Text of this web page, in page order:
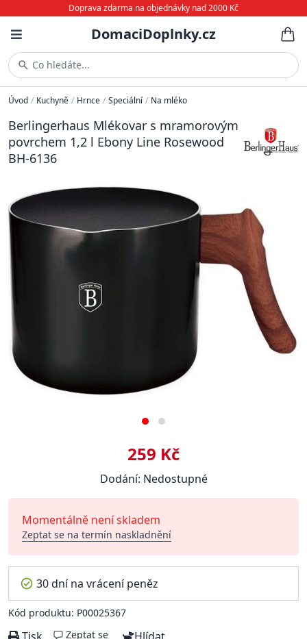
Doprava zdarma na objednávky nad 2000 Kč
DomaciDoplnky.cz
Co hledáte...
Úvod / Kuchyně / Hrnce / Speciální / Na mléko
Berlingerhaus Mlékovar s mramorovým
povrchem 1,2 l Ebony Line Rosewood
BH-6136
259 Kč
Dodání: Nedostupné
Momentálně není skladem
Zeptat se na termín naskladnění
30 dní na vrácení peněz
Kód produktu: P00025367
Zeptat se